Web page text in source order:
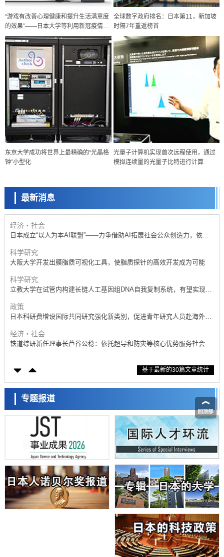
“游戏有改善心理健康和提升生活满意度
的效果”——日本大学等利用新冠疫情开
展研究
全球数字政府排名：日本第11，新加坡
时隔7年重返榜首
东京大学成功将世界上最精确的“光晶格
钟”小型化
光量子计算机实现首次远程使用，通过
模拟连续量的光量子比特进行计算
最新消息
政策
日本科研费增设国际共同研究强化新类别，促进青年研究人员赴海外开
展研究
科学研究
开发出300亿年仅误差1秒的光晶格钟，构建网络将其打造为下一代社会
基础设施
经济・社会
日本成立“以人为本AI联盟”——力争借助AI拓展社会公众创造力，依托
科学研究
大阪大学开发出膜脂质可视化工具，使脂质探针的高效开发成为可能
科学研究
立教大学在试管内构建长链人工基因组DNA自我复制系统，有望实现携
政策
日本科研费增设国际共同研究强化新类别，促进青年研究人员赴海外开
经济・社会
铁道综研新任理事长芦谷公稔：依托超导和防灾等核心优势服务社会
东京大学通过叶绿体基因组编辑技术强化碳固定酶，成功提高光合作用
科学研究
藤田医科大学等成功鉴定出非结核分枝杆菌生存的必需基因，首次揭示
该基因的必要性因菌株而异
经济・社会
【AI法下篇】如何应对AI的不可控性——中央大学平野晋教授专访
科学研究
日本学术会议：为保持土壤健康应采取哪些措施？探讨土壤保护与强化
的具体对策
科学研究
大阪大学开发基于水氢键网络的温度预测新方法，AI从分子排列信息中
高精度解读
经济・社会
【AI法上篇】如何对“将人生交给AI”保持危机感——中央大学平野晋教
庆应义塾大学阐明脑内“游击手”小胶质细胞包裹保护受损神经细胞的机
制，有望用于开发阿尔茨海默病等疾病疗法
基于最新的30篇文章统计
专题报道